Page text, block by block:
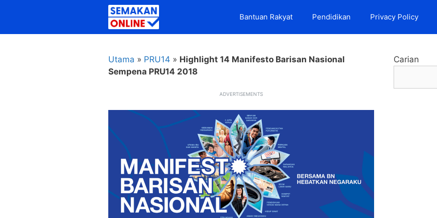
Bantuan Rakyat Pendidikan Privacy Policy
Utama » PRU14 » Highlight 14 Manifesto Barisan Nasional
Sempena PRU14 2018
ADVERTISEMENTS
Carian